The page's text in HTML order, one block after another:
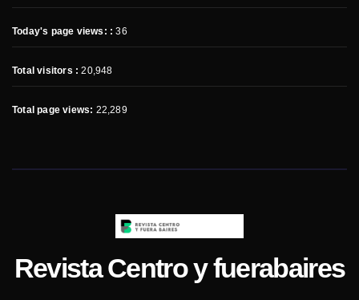
Today's page views: :36
Total visitors :20,948
Total page views: 22,289
Revista Centro y fuerabaires